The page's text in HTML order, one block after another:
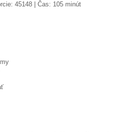
45148 | Čas: 105 minút